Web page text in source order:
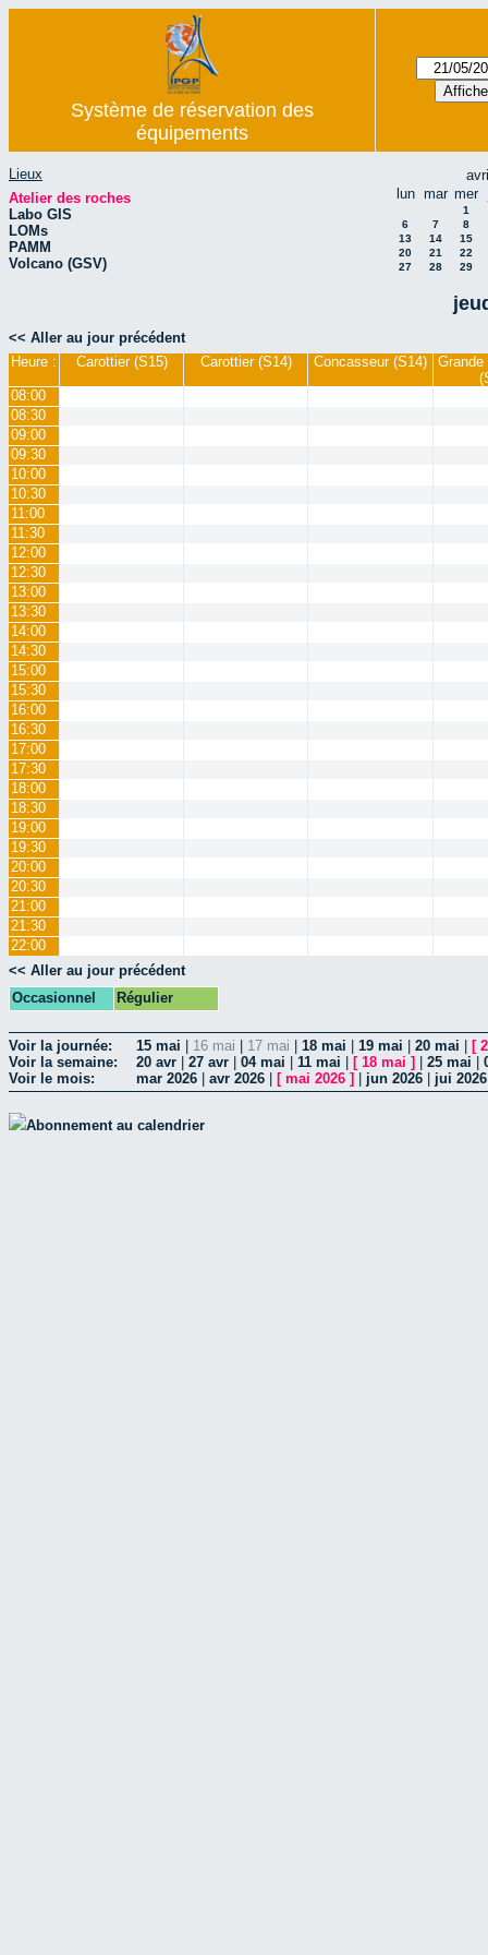
Système de réservation des
équipements
Lieux
Atelier des roches
Labo GIS
LOMs
PAMM
Volcano (GSV)
lun mar mer
1
6
7
8
13
14
15
20
21
22
27
28 29
<< Aller au jour précédent
Heure :
Carottier (S15) Carottier (S14) Concasseur (S14)
08:00
08:30
09:00
09:30
10:00
10:30
11:00
11:30
12:00
12:30
13:00
13:30
14:00
14:30
15:00
15:30
16:00
16:30
17:00
17:30
18:00
18:30
19:00
19:30
20:00
20:30
21:00
21:30
22:00
<< Aller au jour précédent
Occasionnel
Régulier
Voir la journée: 15 mai 16 mai 17 mai 18 mai 19 mai 20 mai [
Voir la semaine:
20 avr 27 avr 04 mai 11 mai [ 18 mai ] 25 mai
Voir le mois:
mar 2026 avr 2026 [ mai 2026 ] jun 2026 jui 2026
Abonnement au calendrier